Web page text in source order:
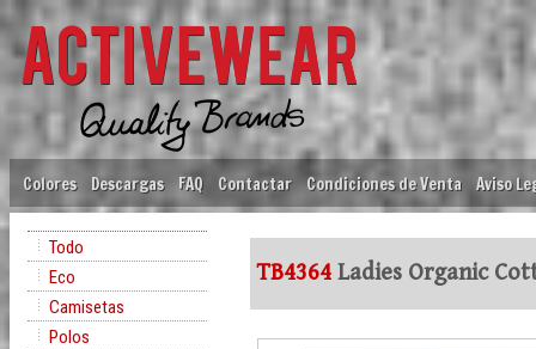
Colores Descargas FAQ Contactar Condiciones de Venta Aviso
Todo
Eco
Camisetas
Polos
TB4364 Ladies Organic